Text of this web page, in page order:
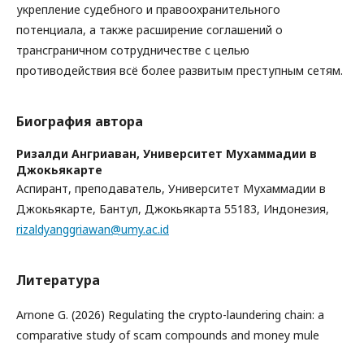
укрепление судебного и правоохранительного
потенциала, а также расширение соглашений о
трансграничном сотрудничестве с целью
противодействия всё более развитым преступным сетям.
Биография автора
Ризалди Ангриаван, Университет Мухаммадии в
Джокьякарте
Аспирант, преподаватель, Университет Мухаммадии в
Джокьякарте, Бантул, Джокьякарта 55183, Индонезия,
rizaldyanggriawan@umy.ac.id
Литература
Arnone G. (2026) Regulating the crypto-laundering chain: a
comparative study of scam compounds and money mule